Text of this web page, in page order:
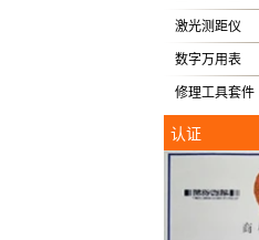
激光测距仪
数字万用表
修理工具套件
认证